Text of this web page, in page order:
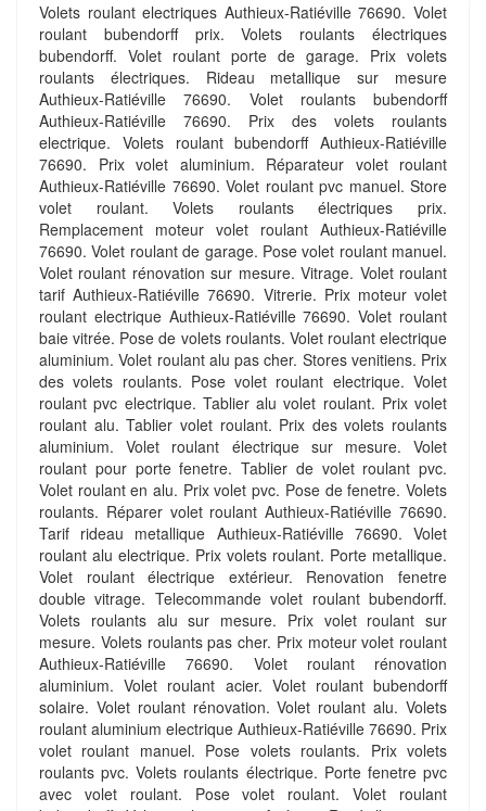
Volets roulant electriques Authieux-Ratiéville 76690. Volet
roulant bubendorff prix. Volets roulants électriques
bubendorff. Volet roulant porte de garage. Prix volets
roulants électriques. Rideau metallique sur mesure
Authieux-Ratiéville 76690. Volet roulants bubendorff
Authieux-Ratiéville 76690. Prix des volets roulants
electrique. Volets roulant bubendorff Authieux-Ratiéville
76690. Prix volet aluminium. Réparateur volet roulant
Authieux-Ratiéville 76690. Volet roulant pvc manuel. Store
volet roulant. Volets roulants électriques prix.
Remplacement moteur volet roulant Authieux-Ratiéville
76690. Volet roulant de garage. Pose volet roulant manuel.
Volet roulant rénovation sur mesure. Vitrage. Volet roulant
tarif Authieux-Ratiéville 76690. Vitrerie. Prix moteur volet
roulant electrique Authieux-Ratiéville 76690. Volet roulant
baie vitrée. Pose de volets roulants. Volet roulant electrique
aluminium. Volet roulant alu pas cher. Stores venitiens. Prix
des volets roulants. Pose volet roulant electrique. Volet
roulant pvc electrique. Tablier alu volet roulant. Prix volet
roulant alu. Tablier volet roulant. Prix des volets roulants
aluminium. Volet roulant électrique sur mesure. Volet
roulant pour porte fenetre. Tablier de volet roulant pvc.
Volet roulant en alu. Prix volet pvc. Pose de fenetre. Volets
roulants. Réparer volet roulant Authieux-Ratiéville 76690.
Tarif rideau metallique Authieux-Ratiéville 76690. Volet
roulant alu electrique. Prix volets roulant. Porte metallique.
Volet roulant électrique extérieur. Renovation fenetre
double vitrage. Telecommande volet roulant bubendorff.
Volets roulants alu sur mesure. Prix volet roulant sur
mesure. Volets roulants pas cher. Prix moteur volet roulant
Authieux-Ratiéville 76690. Volet roulant rénovation
aluminium. Volet roulant acier. Volet roulant bubendorff
solaire. Volet roulant rénovation. Volet roulant alu. Volets
roulant aluminium electrique Authieux-Ratiéville 76690. Prix
volet roulant manuel. Pose volets roulants. Prix volets
roulants pvc. Volets roulants électrique. Porte fenetre pvc
avec volet roulant. Pose volet roulant. Volet roulant